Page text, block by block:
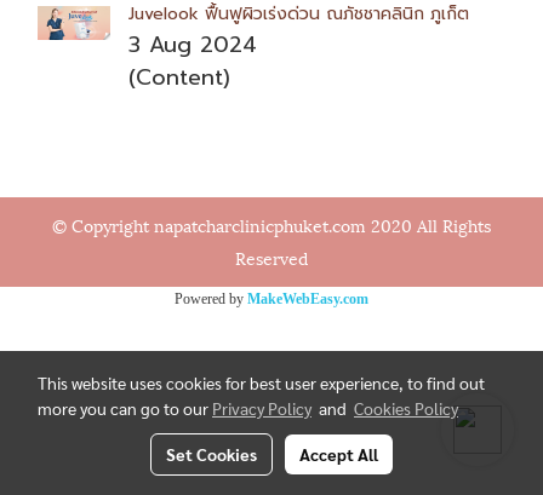
Juvelook ฟื้นฟูผิวเร่งด่วน ณภัชชาคลินิก ภูเก็ต
3 Aug 2024
(Content)
© Copyright napatcharclinicphuket.com 2020 All Rights
Reserved
Powered by MakeWebEasy.com
This website uses cookies for best user experience, to find out
more you can go to our Privacy Policy and Cookies Policy
Set Cookies Accept All